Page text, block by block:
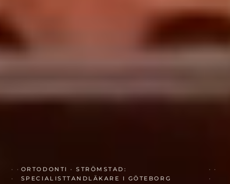
ORTODONTI · STRÖMSTAD:
SPECIALISTTANDLÄKARE I GÖTEBORG